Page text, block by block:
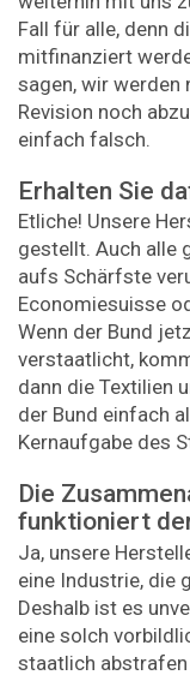
Fall für alle, denn
mitfinanziert
sagen, wir werden
Revision noch
einfach falsch.
Erhalten Sie
Etliche! Unsere
gestellt. Auch alle
aufs Schärfste
Economiesuisse
Wenn der Bund
verstaatlicht,
dann die Texti­lien
der Bund einfach
Kernaufgabe des
Die
funktioniert
Ja, unsere
eine Industrie, die
Deshalb ist es
eine solch
staatlich abstrafen